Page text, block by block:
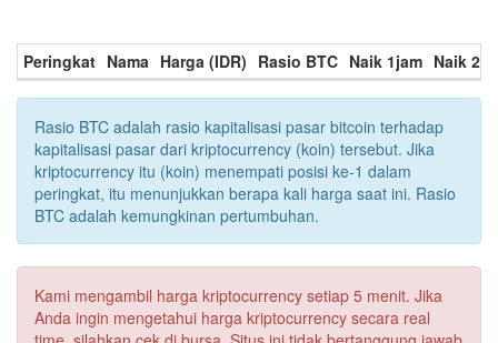
Peringkat Nama Harga (IDR) Rasio BTC Naik 1jam Naik
Rasio BTC adalah rasio kapitalisasi pasar bitcoin terhadap
kapitalisasi pasar dari kriptocurrency (koin) tersebut. Jika
kriptocurrency itu (koin) menempati posisi ke-1 dalam
peringkat, itu menunjukkan berapa kali harga saat ini. Rasio
BTC adalah kemungkinan pertumbuhan.
Kami mengambil harga kriptocurrency setiap 5 menit. Jika
Anda ingin mengetahui harga kriptocurrency secara real